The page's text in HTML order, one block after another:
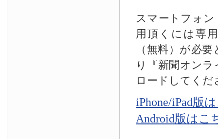
スマートフォ
用頂くには専
（無料）が必
り『新聞オン
ロードしてくだ
iPhone/iPad版
Android版はこ